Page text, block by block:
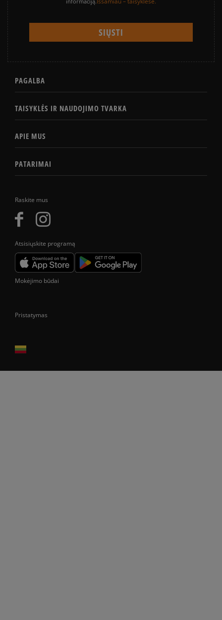
Raskite mus
Atsisiųskite programą
PAGALBA
TAISYKLĖS IR NAUDOJIMO TVARKA
APIE MUS
PATARIMAI
Mokėjimo būdai
Pristatymas